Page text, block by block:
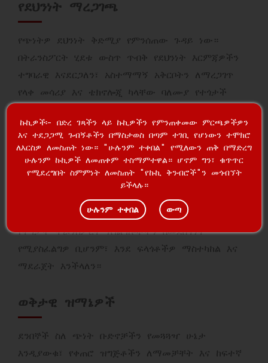
የደህንነት ማረጋገጫ
የጭነትዎ ደህንነት ቅድሚያ የምንሰጠው ጉዳይ ነው።
በትራንስፖርት ሂደቱ ውስጥ ጥብቅ የደህንነት እርምጃዎችን
ተግባራዊ እናደርጋለን፣ አስተማማኝ አቅርቦትን ለማረጋገጥ
የላቀ መሳሪያ እና ቴክኖሎጂ ካላቸው ባለሙያ የተጎታች
ተለዋዋጭ የሎጂስቲክስ መፍትሄዎች
የእያንዳንዱ ደንበኛ ፍላጎቶች ልዩ መሆናቸውን እንገነዘባለን፣
የምናቀርበው። የአንድ ጊዜ የጅምላ ጭነት ወይም ብጁ
የተጎታች ትራንስፖርት አገልግሎቶችን በመደበኛነት
የሚያስፈልግዎ ቢሆንም፣ እንደ ፍላጎቶችዎ ማስተካከል እና
ማደራጀት እንችላለን።
ወቅታዊ ዝማኔዎች
ደንበኞች ስለ ጭነት ቡድኖቻችን የመጓጓዣ ሁኔታ
እንዲያውቁ፣ የቀጠሮ ዝግጅቶችን ለማመቻቸት እና ከፍተኛ
ኩኪዎች፡- በድረ ገጻችን ላይ ኩኪዎችን የምንጠቀመው ምርጫዎችዎን
እና ተደጋጋሚ ጉብኝቶችን በማስታወስ በጣም ተገቢ የሆነውን ተሞክሮ
ለእርስዎ ለመስጠት ነው። "ሁሉንም ተቀበል" የሚለውን ጠቅ በማድረግ
ሁሉንም ኩኪዎች ለመጠቀም ተስማምተዋል። ሆኖም ግን፣ ቁጥጥር
የሚደረግበት ስምምነት ለመስጠት "የኩኪ ቅንብሮች"ን መጎብኘት
ይችላሉ።
ሁሉንም ተቀበል ውጣ